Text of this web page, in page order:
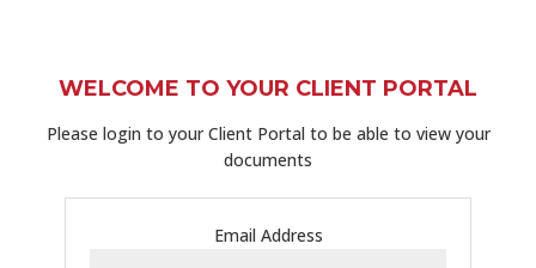
WELCOME TO YOUR CLIENT PORTAL
Please login to your Client Portal to be able to view your
documents
Email Address